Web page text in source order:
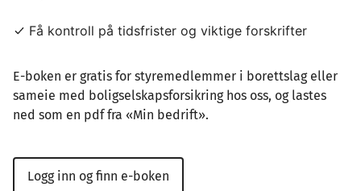
Få kontroll på tidsfrister og viktige forskrifter
E-boken er gratis for styremedlemmer i borettslag eller
sameie med boligselskapsforsikring hos oss, og lastes
ned som en pdf fra «Min bedrift».
Logg inn og finn e-boken